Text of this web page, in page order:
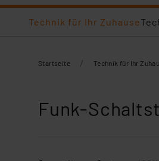
Technik für Ihr Zuhause
Startseite / Technik für Ihr
Funk-